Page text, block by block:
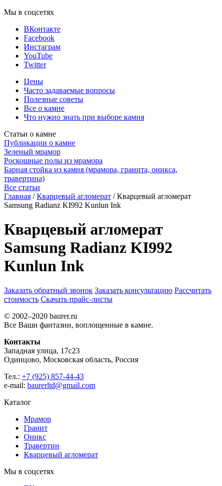
Мы в соцсетях
ВКонтакте
Facebook
Инстаграм
YouTube
Twitter
Цены
Часто задаваемые вопросы
Полезные советы
Все о камне
Что нужно знать при выборе камня
Статьи о камне
Публикации о камне
Зеленый мрамор
Роскошные полы из мрамора
Барная стойка из камня (мрамора, гранита, оникса,
травертина)
Все статьи
Главная / Кварцевый агломерат / Кварцевый агломерат
Samsung Radianz KI992 Kunlun Ink
Кварцевый агломерат
Samsung Radianz KI992
Kunlun Ink
Заказать обратный звонок Заказать консультацию Рассчитать
стоимость Скачать прайс-листы
© 2002–2020 baurer.ru
Все Ваши фантазии, воплощенные в камне.
Контакты
Западная улица, 17с23
Одинцово, Московская область, Россия
Тел.: +7 (925) 857-44-43
e-mail: baurerltd@gmail.com
Каталог
Мрамор
Гранит
Оникс
Травертин
Кварцевый агломерат
Мы в соцсетях